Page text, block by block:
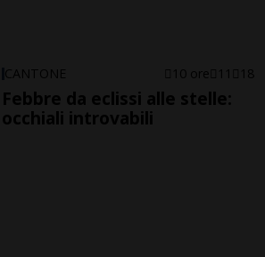
CANTONE 10 ore 11 18
Febbre da eclissi alle stelle:
occhiali introvabili